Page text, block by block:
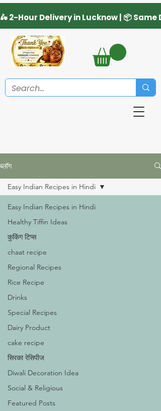
ब्लॉग
Easy Indian Recipes in Hindi
Healthy Tiffin Ideas
कुकिंग टिप्स
chaat recipe
Regional Recipes
Rice Recipe
Drinks
Special Recipes
Dairy Product
cake recipe
सिरका रेसिपीज
Diwali Decoration Idea
Social & Religious
Featured Posts
Easy Indian Recipes in Hindi